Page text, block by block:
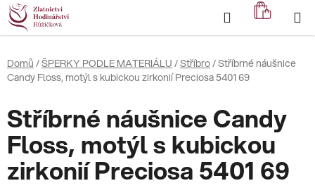
Přejít
na
obsah
Hledat
KOŠÍK
Domů /ŠPERKY PODLE MATERIÁLU /Stříbro/Stříbrné náušnice
Candy Floss, motýl s kubickou zirkonií Preciosa 5401 69
Stříbrné náušnice Candy
Floss, motýl s kubickou
zirkonií Preciosa 5401 69